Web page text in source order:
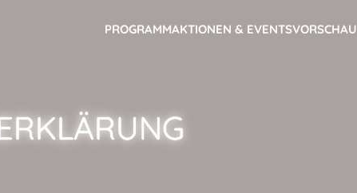
PROGRAMMAKTIONEN & EVENTSVORSCHAU